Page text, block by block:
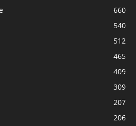
660
540
512
465
409
309
207
206